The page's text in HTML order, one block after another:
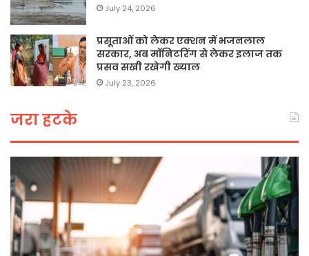
July 24, 2026
प्रसूताओं को लेकर एक्शन में भजनलाल
सरकार, अब मॉनिटरिंग से लेकर इलाज तक
प्रसव सखी रखेगी ख्याल
July 23, 2026
जरा हटके